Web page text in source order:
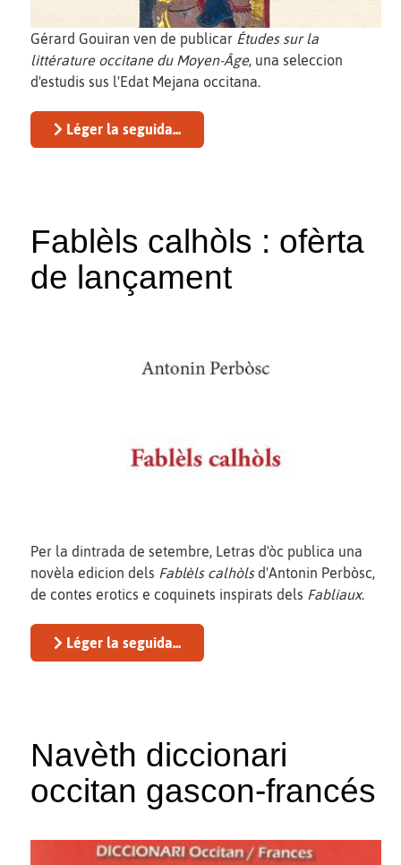
Gérard Gouiran ven de publicar Études sur la
littérature occitane du Moyen-Âge, una seleccion
d'estudis sus l'Edat Mejana occitana.
Léger la seguida...
Fablèls calhòls : ofèrta
de lançament
Per la dintrada de setembre, Letras d'òc publica una
novèla edicion dels Fablèls calhòlsd'Antonin Perbòsc,
de contes erotics e coquinets inspirats dels Fabliaux.
Léger la seguida...
Navèth diccionari
occitan gascon-francés